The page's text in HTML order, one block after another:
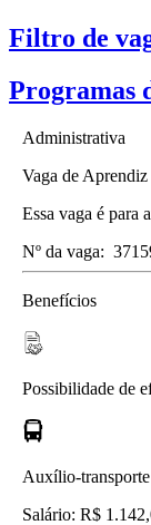
Filtro de
Programas
Administrativa
Vaga de Aprendiz
Essa vaga é para
Nº da vaga:
Benefícios
Possibilidade de
Auxílio-transporte
Salário: R$